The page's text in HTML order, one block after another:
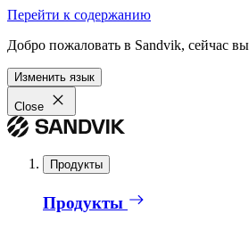
Перейти к содержанию
Добро пожаловать в Sandvik, сейчас
Изменить язык
Close
Продукты
Продукты